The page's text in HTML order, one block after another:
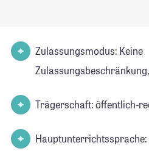
Zulassungsmodus: Keine
Trägerschaft: öffentlich-
Hauptunterrichtssprache: